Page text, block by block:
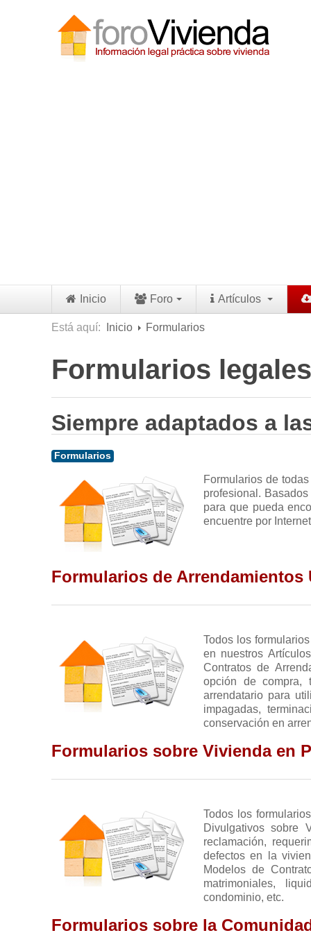
Inicio Foro Artículos
Está aquí: Inicio Formularios
Formularios
Siempre adaptados a
Formularios
Formularios de
profesional.
para que pueda
encuentre por
Formularios de Arrendamientos
Todos los
en nuestros
Contratos de
opción de compra,
arrendatario para
impagadas,
conservación en
Contratos de Arrendamiento 17
Si va a alquilar una
contrato de
permanente del
ejemplo, o si lo va a
contrato de
distinto a una
Arrendamiento.
De vivienda 11
Requerimientos y
Formularios sobre Vivienda en
Todos los
Divulgativos sobre
reclamación,
defectos en la
Modelos de
matrimoniales,
condominio, etc.
Modelos de Contratos 5
Formularios sobre la